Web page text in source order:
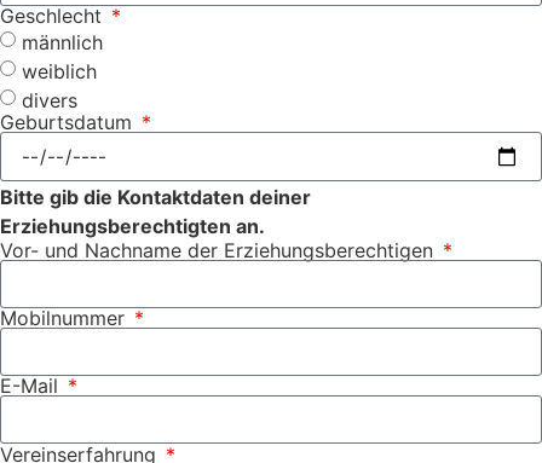
Geschlecht
männlich
weiblich
divers
Geburtsdatum
Bitte gib die Kontaktdaten deiner
Erziehungsberechtigten an.
Vor- und Nachname der Erziehungsberechtigen
Mobilnummer
E-Mail
Vereinserfahrung